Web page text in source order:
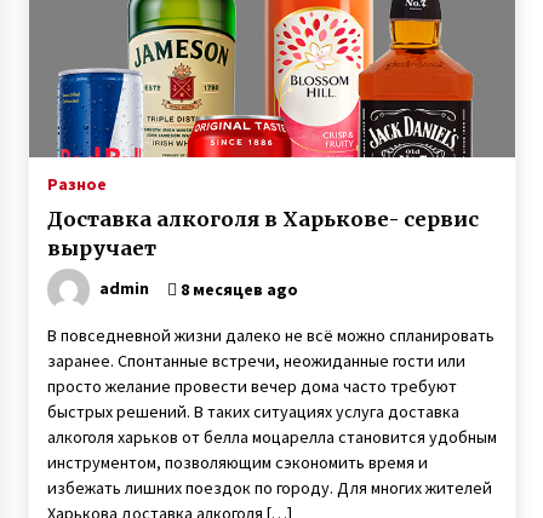
Разное
Доставка алкоголя в Харькове- сервис
выручает
admin 8 месяцев ago
В повседневной жизни далеко не всё можно спланировать
заранее. Спонтанные встречи, неожиданные гости или
просто желание провести вечер дома часто требуют
быстрых решений. В таких ситуациях услуга доставка
алкоголя харьков от белла моцарелла становится удобным
инструментом, позволяющим сэкономить время и
избежать лишних поездок по городу. Для многих жителей
Харькова доставка алкоголя […]